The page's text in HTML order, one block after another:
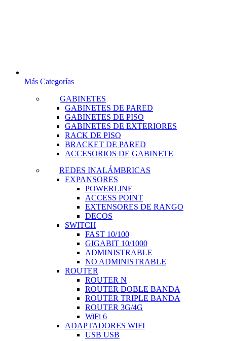
Más Categorías
GABINETES
GABINETES DE PARED
GABINETES DE PISO
GABINETES DE EXTERIORES
RACK DE PISO
BRACKET DE PARED
ACCESORIOS DE GABINETE
REDES INALÁMBRICAS
EXPANSORES
POWERLINE
ACCESS POINT
EXTENSORES DE RANGO
DECOS
SWITCH
FAST 10/100
GIGABIT 10/1000
ADMINISTRABLE
NO ADMINISTRABLE
ROUTER
ROUTER N
ROUTER DOBLE BANDA
ROUTER TRIPLE BANDA
ROUTER 3G/4G
WiFi 6
ADAPTADORES WIFI
USB USB